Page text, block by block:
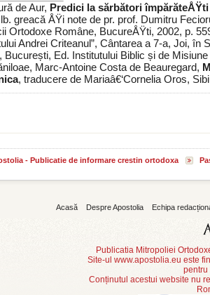
de Aur, Predici la sărbători
greacă ÅŸi note de pr. prof. Dumitru
Ortodoxe Române, BucureÅŸti, 2002, p.
Andrei Criteanul”, Cântarea a 7-a, Joi, în
, București, Ed. Institutului Biblic și de
Marc-Antoine Costa de Beauregard,
, traducere de Mariaâ€‘Cornelia Oros,
- Publicatie de informare crestin ortodoxa
Acasă Despre Apostolia Echipa
Publicatia Mitropoliei
Site-ul www.apostolia.eu este
pentru
Conținutul acestui website nu